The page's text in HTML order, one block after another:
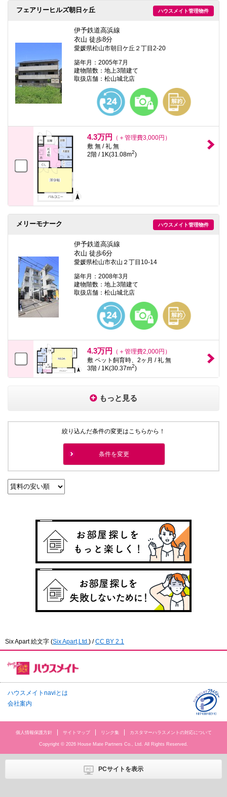
ハウスメイト管理物件
フェアリーヒルズ朝日ヶ丘
伊予鉄道高浜線
衣山 徒歩8分
愛媛県松山市朝日ケ丘２丁目2-20
築年月：2005年7月
建物階数：地上3階建て
取扱店舗：松山城北店
4.3万円
（＋管理費3,000円）
敷 無 / 礼 無
2階 / 1K(31.08m2)
ハウスメイト管理物件
メリーモナーク
伊予鉄道高浜線
衣山 徒歩6分
愛媛県松山市衣山２丁目10-14
築年月：2008年3月
建物階数：地上3階建て
取扱店舗：松山城北店
4.3万円
（＋管理費2,000円）
敷 ペット飼育時、2ヶ月 / 礼 無
3階 / 1K(30.37m2)
もっと見る
絞り込んだ条件の変更はこちらから！
条件を変更
Six Apart 絵文字 (Six Apart,Ltd. ) /CC BY 2.1
ハウスメイトnaviとは
会社案内
個人情報保護方針 サイトマップ リンク集 カスタマーハラスメントの対応について
Copyright © 2026 House Mate Partners Co., Ltd. All Rights Reserved.
PCサイトを表示